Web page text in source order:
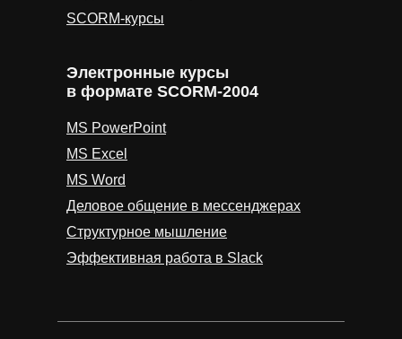
Эффективная работа в Slack
Структурное мышление
Деловое общение в мессенджерах
MS Word
MS Excel
MS PowerPoint
Электронные курсы
в формате SCORM-2004
SCORM-курсы